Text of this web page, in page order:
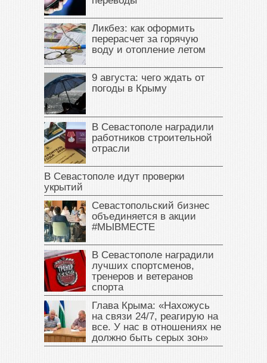
Ликбез: как оформить
перерасчет за горячую
воду и отопление летом
9 августа: чего ждать от
погоды в Крыму
В Севастополе наградили
работников строительной
отрасли
В Севастополе идут проверки
укрытий
Севастопольский бизнес
объединяется в акции
#МЫВМЕСТЕ
В Севастополе наградили
лучших спортсменов,
тренеров и ветеранов
спорта
Глава Крыма: «Нахожусь
на связи 24/7, реагирую на
все. У нас в отношениях не
должно быть серых зон»